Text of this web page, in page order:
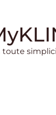
toute